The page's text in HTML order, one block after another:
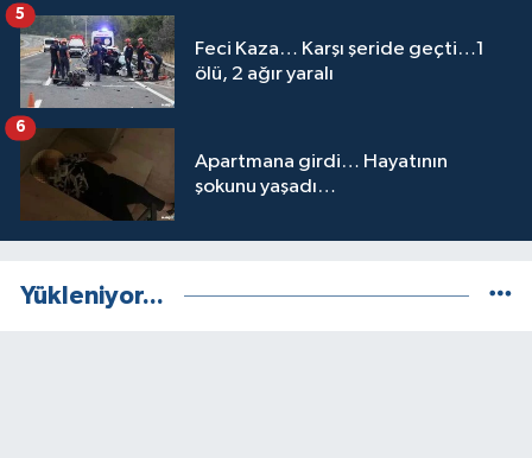
Feci Kaza… Karşı şeride geçti…1
ölü, 2 ağır yaralı
5
Apartmana girdi… Hayatının
şokunu yaşadı…
6
Yükleniyor...